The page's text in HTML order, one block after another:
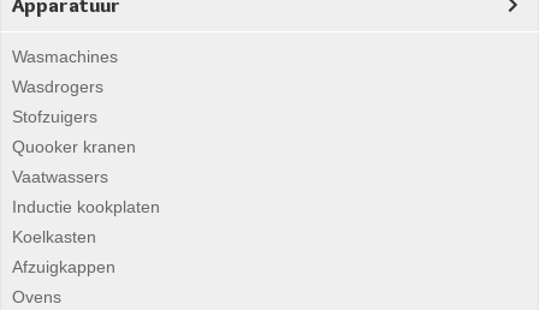
Apparatuur
Wasmachines
Wasdrogers
Stofzuigers
Quooker kranen
Vaatwassers
Inductie kookplaten
Koelkasten
Afzuigkappen
Ovens